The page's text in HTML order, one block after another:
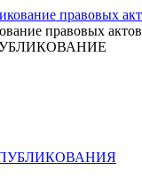
правовых актов